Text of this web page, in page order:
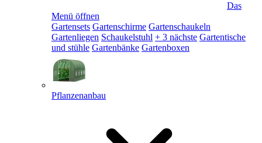
Das
Menü öffnen
Gartensets Gartenschirme Gartenschaukeln
Gartenliegen Schaukelstuhl + 3 nächste Gartentische
und stühle Gartenbänke Gartenboxen
Pflanzenanbau